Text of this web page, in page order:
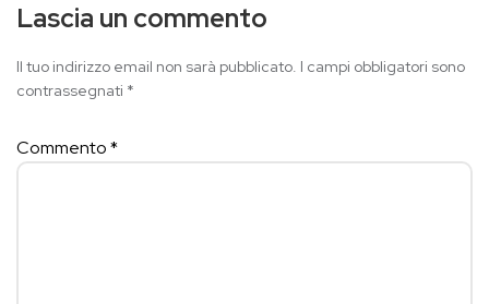
Lascia un commento
Il tuo indirizzo email non sarà pubblicato. I campi obbligatori sono
contrassegnati *
Commento*